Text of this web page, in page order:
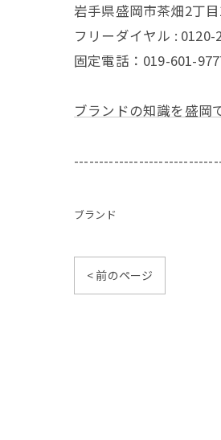
岩手県盛岡市茶畑2丁
フリーダイヤル : 0120-
固定電話：019-601-
ブランドの知識を盛岡
ブランド
< 前のページ